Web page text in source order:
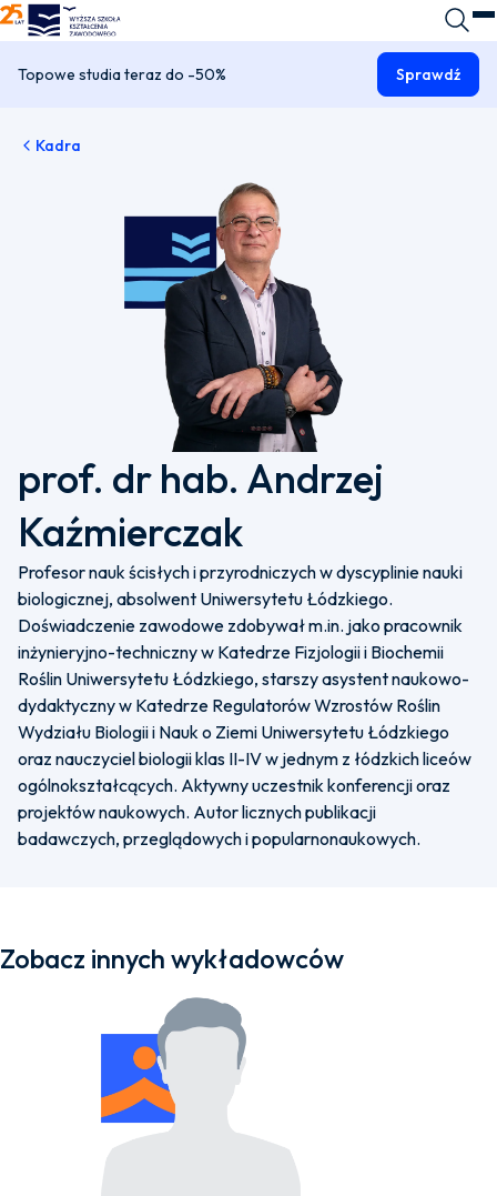
WSKZ - strona główna
Topowe studia teraz do -50% Sprawdź
Kadra
prof. dr hab. Andrzej
Kaźmierczak
Profesor nauk ścisłych i przyrodniczych w dyscyplinie nauki
biologicznej, absolwent Uniwersytetu Łódzkiego.
Doświadczenie zawodowe zdobywał m.in. jako pracownik
inżynieryjno-techniczny w Katedrze Fizjologii i Biochemii
Roślin Uniwersytetu Łódzkiego, starszy asystent naukowo-
dydaktyczny w Katedrze Regulatorów Wzrostów Roślin
Wydziału Biologii i Nauk o Ziemi Uniwersytetu Łódzkiego
oraz nauczyciel biologii klas II-IV w jednym z łódzkich liceów
ogólnokształcących. Aktywny uczestnik konferencji oraz
projektów naukowych. Autor licznych publikacji
badawczych, przeglądowych i popularnonaukowych.
Zobacz innych wykładowców